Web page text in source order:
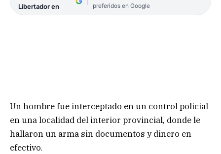
Libertador en
preferidos en Google
Un hombre fue interceptado en un control policial
en una localidad del interior provincial, donde le
hallaron un arma sin documentos y dinero en
efectivo.